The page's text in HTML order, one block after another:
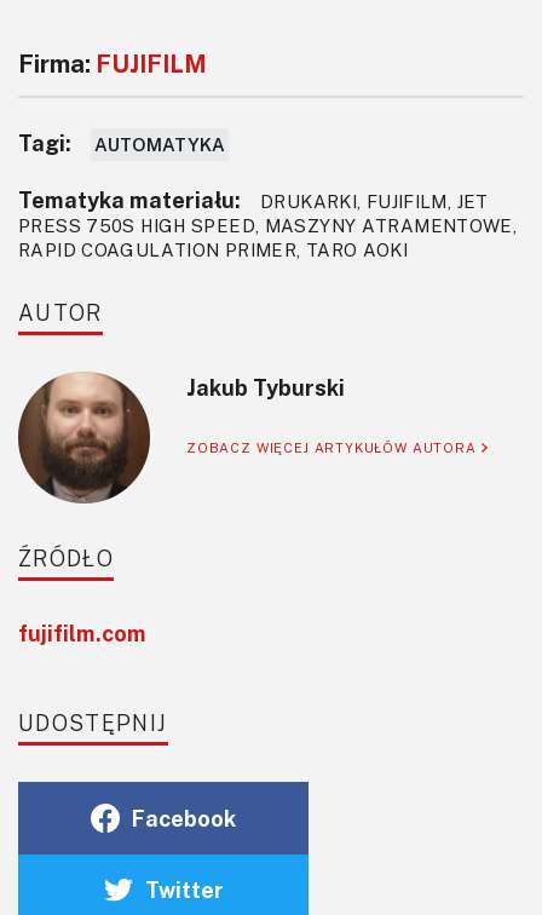
Firma: FUJIFILM
Tagi: AUTOMATYKA
Tematyka materiału:
DRUKARKI, FUJIFILM, JET
PRESS 750S HIGH SPEED, MASZYNY ATRAMENTOWE,
RAPID COAGULATION PRIMER, TARO AOKI
AUTOR
Jakub Tyburski
ZOBACZ WIĘCEJ ARTYKUŁÓW AUTORA
ŹRÓDŁO
fujifilm.com
UDOSTĘPNIJ
Facebook
Twitter